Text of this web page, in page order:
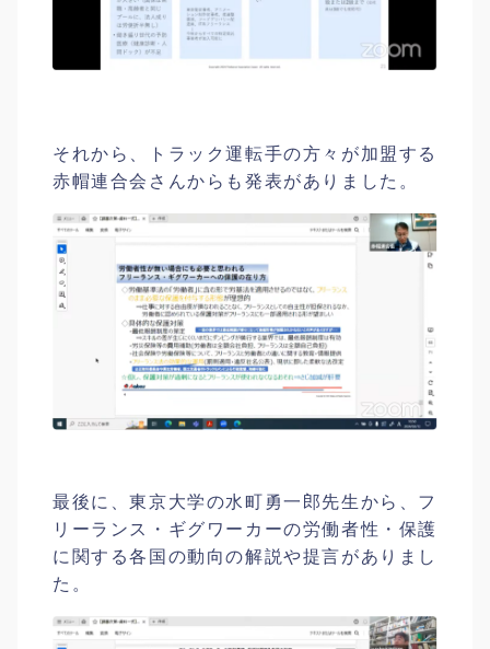
それから、トラック運転手の方々が加盟する
赤帽連合会さんからも発表がありました。
最後に、東京大学の水町勇一郎先生から、フ
リーランス・ギグワーカーの労働者性・保護
に関する各国の動向の解説や提言がありまし
た。